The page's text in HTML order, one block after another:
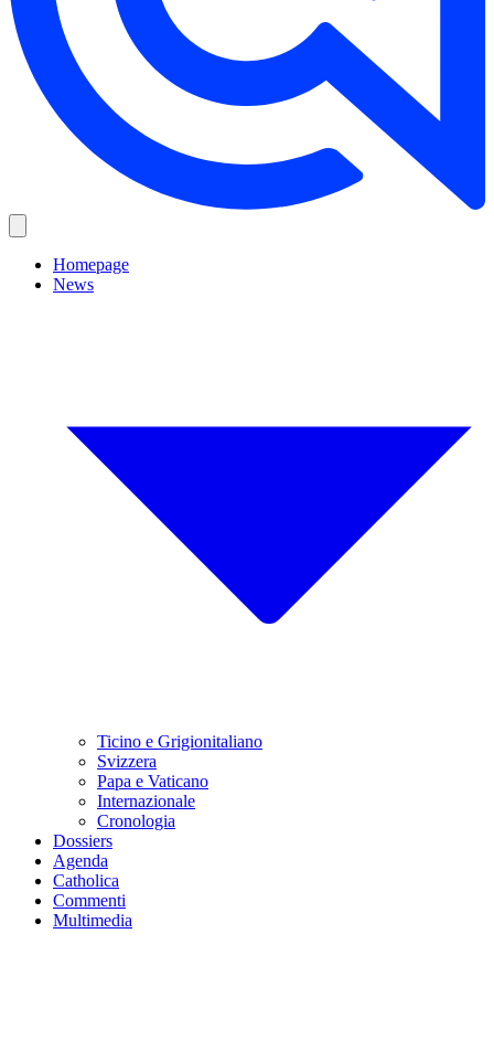
Homepage
News
Ticino e Grigionitaliano
Svizzera
Papa e Vaticano
Internazionale
Cronologia
Dossiers
Agenda
Catholica
Commenti
Multimedia